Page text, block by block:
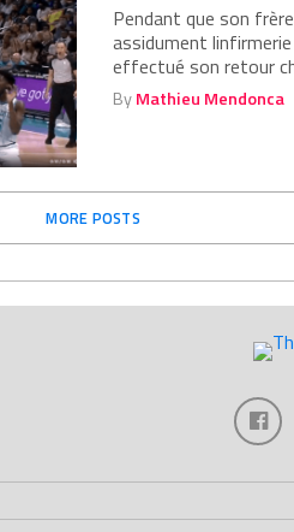
Pendant que son
assidument
effectué son retour
ByMathieu Mendonca
MORE POSTS